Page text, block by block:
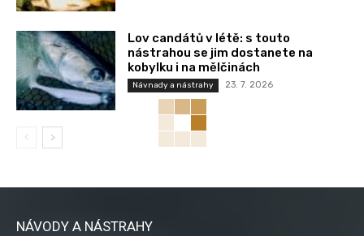
Lov candátů v létě: s touto
nástrahou se jim dostanete na
kobylku i na mělčinách
Návnady a nástrahy 23. 7. 2026
NÁVODY A NÁSTRAHY